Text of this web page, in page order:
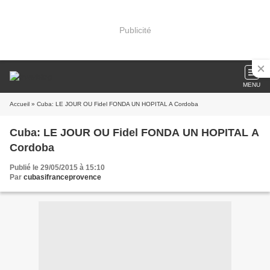
Publicité
MENU
Accueil » Cuba: LE JOUR OU Fidel FONDA UN HOPITAL A Cordoba
Cuba: LE JOUR OU Fidel FONDA UN HOPITAL A
Cordoba
Publié le 29/05/2015 à 15:10
Par cubasifranceprovence